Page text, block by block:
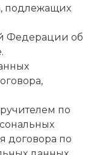
подлежащих
Федерации об
по
договора по